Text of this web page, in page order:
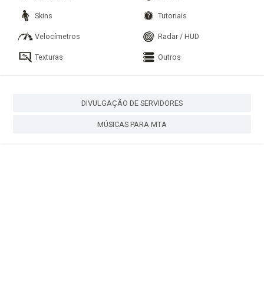
Skins Tutoriais
Velocímetros Radar / HUD
Texturas Outros
DIVULGAÇÃO DE SERVIDORES
MÚSICAS PARA MTA